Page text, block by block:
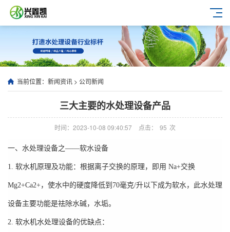
当前位置： 新闻资讯 > 公司新闻
三大主要的水处理设备产品
时间：2023-10-08 09:40:57 点击： 95 次
一、水处理设备之——软水设备
1. 软水机原理及功能：根据离子交换的原理，即用 Na+交换
Mg2+Ca2+，使水中的硬度降低到 70毫克/升以下成为软水，此水处理
设备主要功能是祛除水碱，水垢。
2. 软水机水处理设备的优缺点：